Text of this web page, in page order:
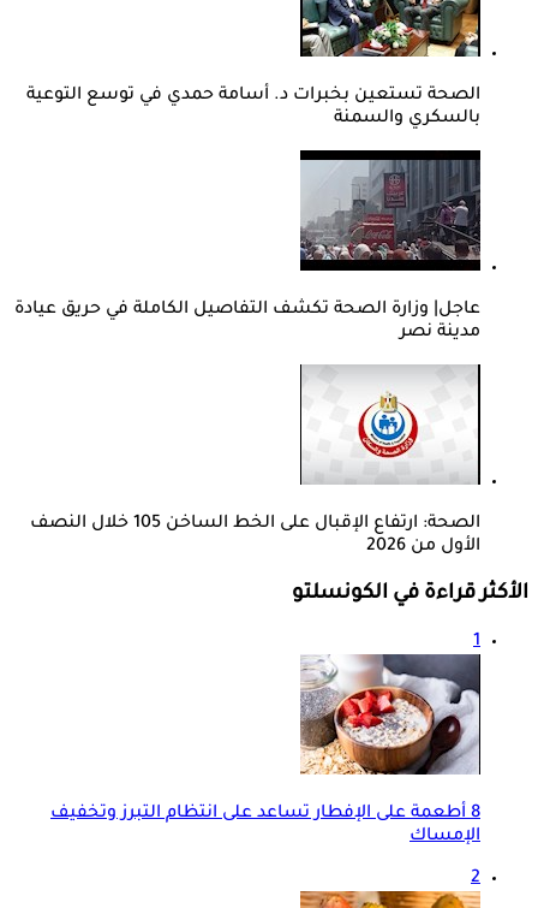
الصحة تستعين بخبرات د. أسامة حمدي في توسع التوعية
بالسكري والسمنة
عاجل| وزارة الصحة تكشف التفاصيل الكاملة في حريق عيادة
مدينة نصر
الصحة: ارتفاع الإقبال على الخط الساخن 105 خلال النصف
الأول من 2026
الأكثر قراءة في الكونسلتو
1
8 أطعمة على الإفطار تساعد على انتظام التبرز وتخفيف
الإمساك
2